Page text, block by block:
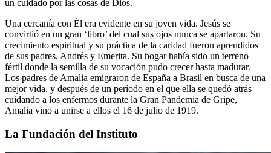
un cuidado por las cosas de Dios.
Una cercanía con Él era evidente en su joven vida. Jesús se
convirtió en un gran ‘libro’ del cual sus ojos nunca se apartaron. Su
crecimiento espiritual y su práctica de la caridad fueron aprendidos
de sus padres, Andrés y Emerita. Su hogar había sido un terreno
fértil donde la semilla de su vocación pudo crecer hasta madurar.
Los padres de Amalia emigraron de España a Brasil en busca de una
mejor vida, y después de un período en el que ella se quedó atrás
cuidando a los enfermos durante la Gran Pandemia de Gripe,
Amalia vino a unirse a ellos el 16 de julio de 1919.
La Fundación del Instituto